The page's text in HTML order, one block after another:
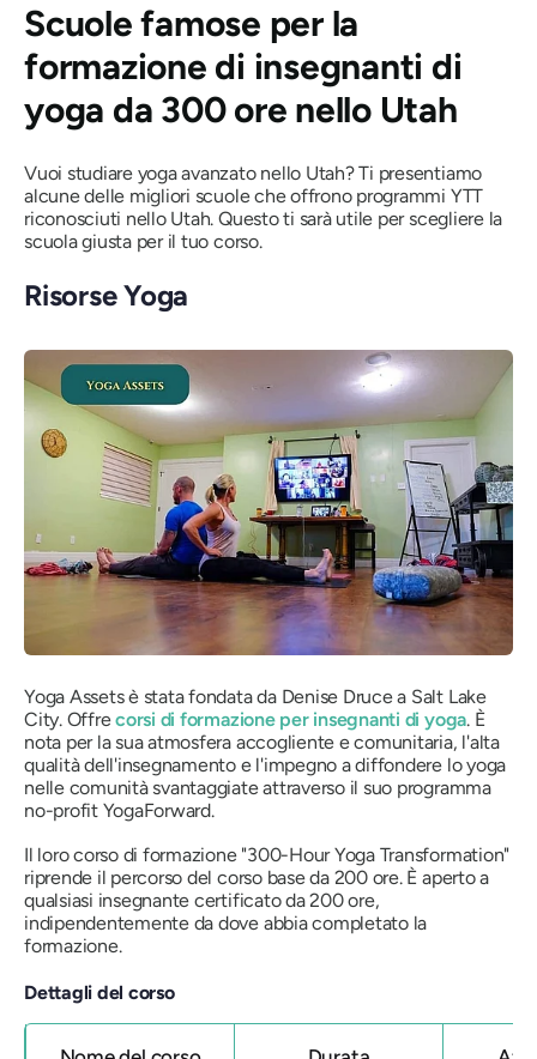
Scuole famose per la
formazione di insegnanti di
yoga da 300 ore nello Utah
Vuoi studiare yoga avanzato nello Utah? Ti presentiamo
alcune delle migliori scuole che offrono programmi YTT
riconosciuti nello Utah. Questo ti sarà utile per scegliere la
scuola giusta per il tuo corso.
Risorse Yoga
Yoga Assets è stata fondata da Denise Druce a Salt Lake
City. Offrecorsi di formazione per insegnanti di yoga. È
nota per la sua atmosfera accogliente e comunitaria, l'alta
qualità dell'insegnamento e l'impegno a diffondere lo yoga
nelle comunità svantaggiate attraverso il suo programma
no-profit YogaForward.
Il loro corso di formazione "300-Hour Yoga Transformation"
riprende il percorso del corso base da 200 ore. È aperto a
qualsiasi insegnante certificato da 200 ore,
indipendentemente da dove abbia completato la
formazione.
Dettagli del corso